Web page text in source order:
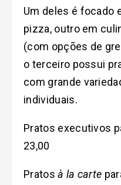
Um deles é focado
pizza, outro em
(com opções de
o terceiro possui
com grande
individuais.
Pratos executivos
23,00
Pratosà la carte